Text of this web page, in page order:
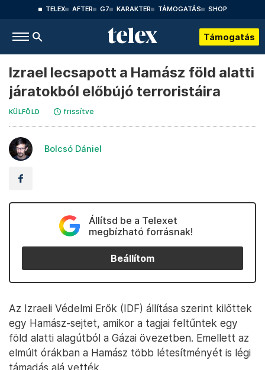
TELEX AFTER G7 KARAKTER TÁMOGATÁS SHOP
Támogatás
Izrael lecsapott a Hamász föld alatti
járatokból előbújó terroristáira
KÜLFÖLD frissítve
Bolcsó Dániel
Állítsd be a Telexet
megbízható forrásnak!
Beállítom
Az Izraeli Védelmi Erők (IDF) állítása szerint kilőttek
egy Hamász-sejtet, amikor a tagjai feltűntek egy
föld alatti alagútból a Gázai övezetben. Emellett az
elmúlt órákban a Hamász több létesítményét is légi
támadás alá vették.